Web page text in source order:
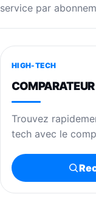
service par
HIGH-TECH
COMPARATEUR
Trouvez
tech avec le